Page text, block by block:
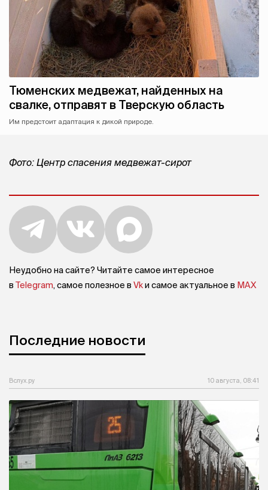
Тюменских медвежат, найденных на
свалке, отправят в Тверскую область
Им предстоит адаптация к дикой природе.
Фото: Центр спасения медвежат-сирот
Неудобно на сайте? Читайте самое интересное
в Telegram, самое полезное в Vkи самое актуальное в MAX
Последние новости
Вслух.ру 10 августа, 08:41